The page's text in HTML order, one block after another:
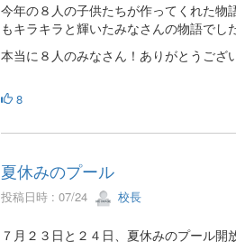
今年の８人の子供たちが作ってくれた
もキラキラと輝いたみなさんの物語でした
本当に８人のみなさん！ありがとうござ
8
夏休みのプール
投稿日時 : 07/24 校長
７月２３日と２４日、夏休みのプール開